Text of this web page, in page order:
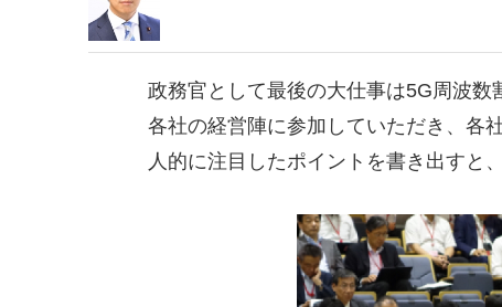
政務官として最後の大仕事は5G周波
各社の経営陣に参加していただき、各
人的に注目したポイントを書き出すと、